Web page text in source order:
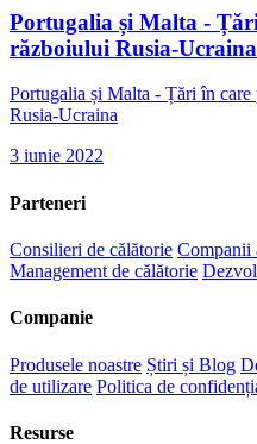
Portugalia și Malta -
războiului Rusia-Ucraina
Portugalia și Malta - Țări în
Rusia-Ucraina
3 iunie 2022
Parteneri
Consilieri de călătorie Companii
Management de călătorie
Companie
Produsele noastre Știri și Blog
de utilizare Politica de
Resurse